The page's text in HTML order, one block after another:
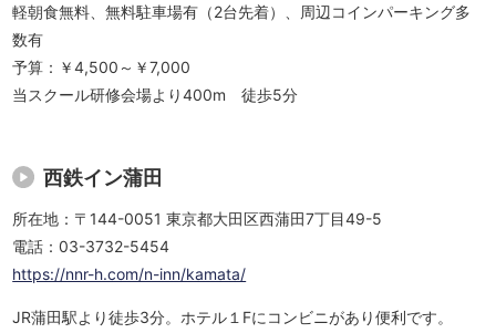
軽朝食無料、無料駐車場有（2台先着）、周辺コインパーキング多
数有
予算：￥4,500～￥7,000
当スクール研修会場より400m 徒歩5分
西鉄イン蒲田
所在地：〒144-0051 東京都大田区西蒲田7丁目49-5
電話：03-3732-5454
https://nnr-h.com/n-inn/kamata/
JR蒲田駅より徒歩3分。ホテル１Fにコンビニがあり便利です。